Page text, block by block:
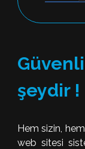
şeydir !
Hem sizin,
web sitesi